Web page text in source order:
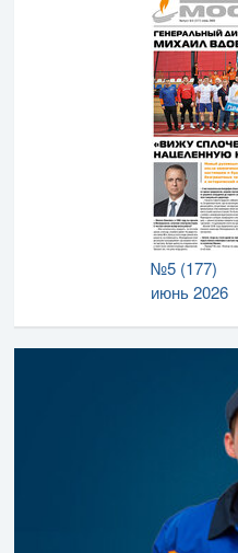
№5 (177)
июнь 2026